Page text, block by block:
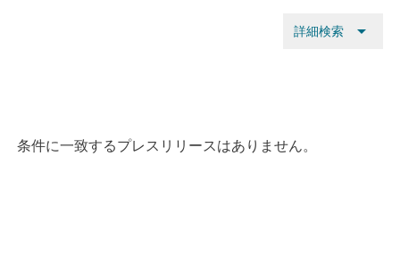
詳細検索 arrow_drop_down
条件に一致するプレスリリースはありません。